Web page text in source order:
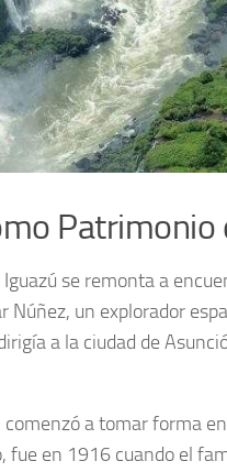
Patrimonio
se remonta a
Núñez, un explorador
a la ciudad de
a tomar forma
fue en 1916 cuando el